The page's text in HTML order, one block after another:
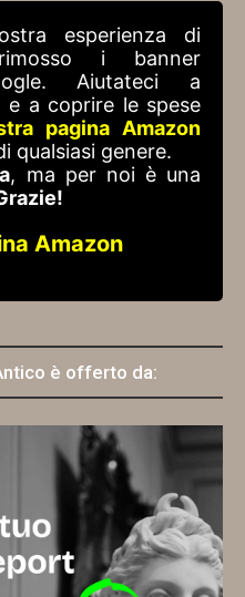
esperienza di
i banner
Aiutateci a
a coprire le spese
pagina Amazon
qualsiasi genere.
, ma per noi è una
Amazon
è offerto da: